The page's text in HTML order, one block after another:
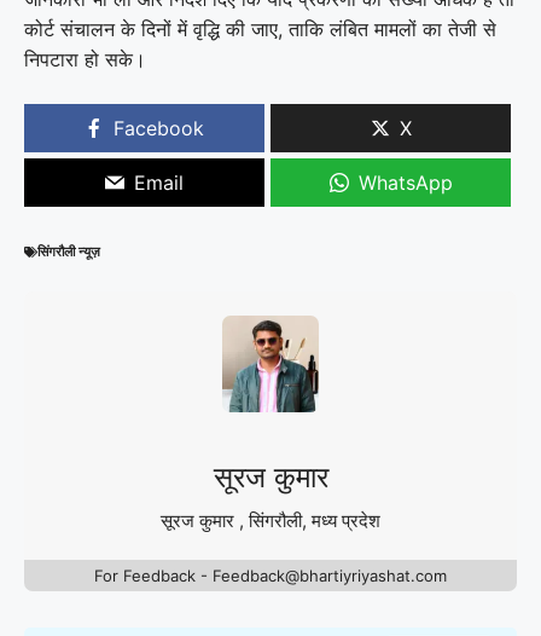
कोर्ट संचालन के दिनों में वृद्धि की जाए, ताकि लंबित मामलों का तेजी से
निपटारा हो सके।
Facebook X
Email WhatsApp
सिंगरौली न्यूज़
सूरज कुमार
सूरज कुमार , सिंगरौली, मध्य प्रदेश
For Feedback - Feedback@bhartiyriyashat.com